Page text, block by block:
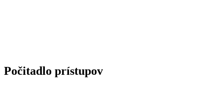
Počitadlo prístupov